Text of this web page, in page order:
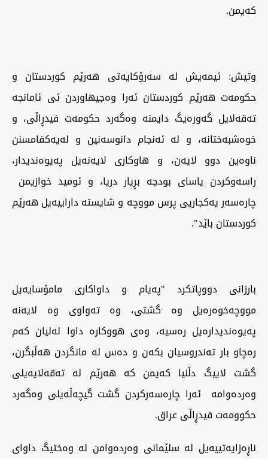
کەیمن.
وتیش: ئیمەیش لە سەرۆکایەتی هەرێم کوردستان و
حکومەت هەرێم کوردستان ئەرا وەجیهاوردن ئی ئامانجە
تەقەلایل گەورەیگ دایمنە وەگەرد حکومەت فیدڕاڵی، و
خوەشبەختانە، و لە ئەنجام دانوسەنین و لەیەکفامسنن
ناوەین دوو لایەن، و هاوکاری لایەنەیل پەیوەندیدار،
راسەوکردن یاسای بودجە بڕیار دریا، و ئومید خوازیمن
چاره‌سه‌ر يه‌كجاريى پرس مووچه‌ و شايسته‌ داراييه‌یل هه‌رێم
كوردستان باێد".
بارزانی دووپاتکرد "په‌يام و داواكاری مامۆسایەیل
مووچه‌خوەرەیل وە گشتی، وه‌ ته‌واوى وه‌ لايه‌نه‌
په‌يوه‌نديداره‌یل رەسیە، وەی هووکارە داوا لەلیان کەم
رەچاو بار تەندروسیان بکەن و دەس لە مانگردن هەڵبگرن،
گشت لاییگ دڵنیا کەیمن کە هەرێم لە تەقەلایەیلی
وەردەوامە ئەرا چارەسەرکردن گشت گیچەڵەیلی وەگەرد
حکوومەت فیدڕاڵی عراق.
ناڕەزایەتییەیل لە سلێمانی وەردەوامن لە وەختیگ داوای